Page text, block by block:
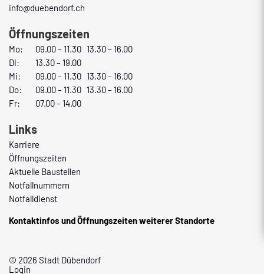
info@duebendorf.ch
Öffnungszeiten
Mo:
09.00 – 11.30 13.30 – 16.00
Di:
13.30 – 19.00
Mi:
09.00 – 11.30 13.30 – 16.00
Do:
09.00 – 11.30 13.30 – 16.00
Fr:
07.00 – 14.00
Links
Karriere
Öffnungszeiten
Aktuelle Baustellen
Notfallnummern
Notfalldienst
Kontaktinfos und Öffnungszeiten weiterer Standorte
© 2026 Stadt Dübendorf
Login